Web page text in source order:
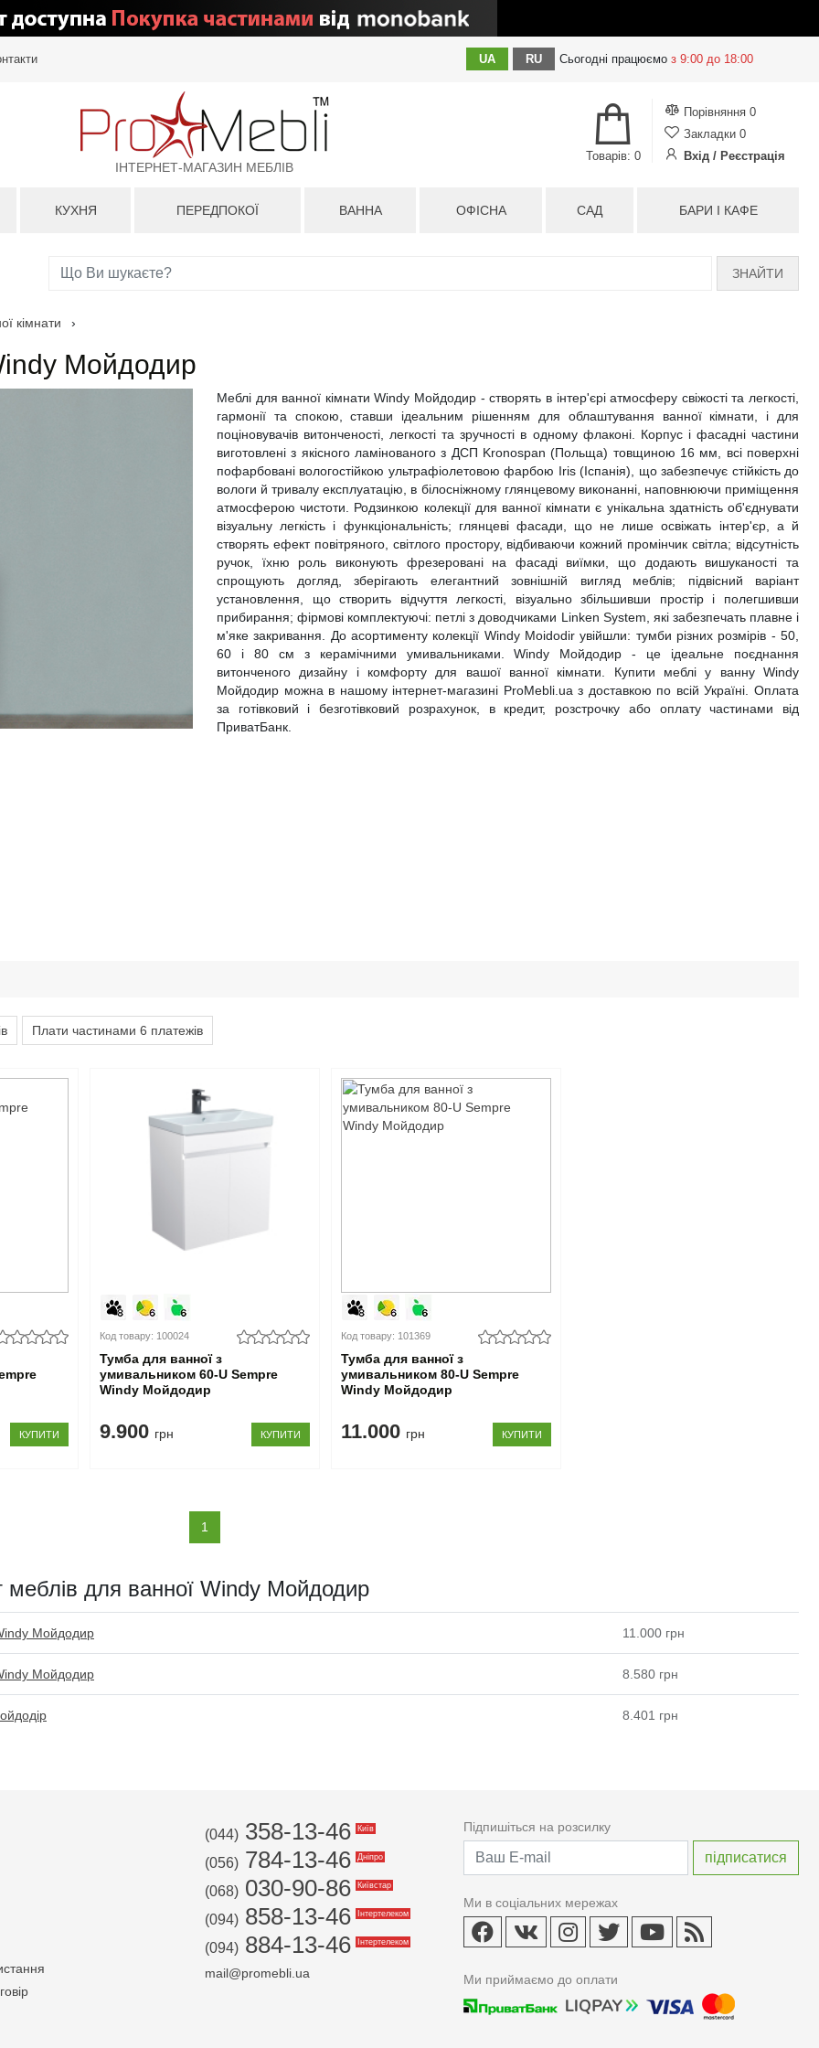
UA RU Сьогодні працюємо з 9:00 до 18:00
ІНТЕРНЕТ-МАГАЗИН МЕБЛІВ
Порівняння 0
Закладки 0
Вхід / Реєстрація
Товарів: 0
КУХНЯ ПЕРЕДПОКОЇ ВАННА ОФІСНА САД БАРИ І КАФЕ
ЗНАЙТИ
кімнати ›
Мойдодир
Меблі для ванної кімнати Windy Мойдодир - створять в інтер'єрі атмосферу свіжості та легкості,
гармонії та спокою, ставши ідеальним рішенням для облаштування ванної кімнати, і для
поціновувачів витонченості, легкості та зручності в одному флаконі. Корпус і фасадні частини
виготовлені з якісного ламінованого з ДСП Kronospan (Польща) товщиною 16 мм, всі поверхні
пофарбовані вологостійкою ультрафіолетовою фарбою Iris (Іспанія), що забезпечує стійкість до
вологи й тривалу експлуатацію, в білосніжному глянцевому виконанні, наповнюючи приміщення
атмосферою чистоти. Родзинкою колекції для ванної кімнати є унікальна здатність об'єднувати
візуальну легкість і функціональність; глянцеві фасади, що не лише освіжать інтер'єр, а й
створять ефект повітряного, світлого простору, відбиваючи кожний промінчик світла; відсутність
ручок, їхню роль виконують фрезеровані на фасаді виїмки, що додають вишуканості та
спрощують догляд, зберігають елегантний зовнішній вигляд меблів; підвісний варіант
установлення, що створить відчуття легкості, візуально збільшивши простір і полегшивши
прибирання; фірмові комплектуючі: петлі з доводчиками Linken System, які забезпечать плавне і
м'яке закривання. До асортименту колекції Windy Moidodir увійшли: тумби різних розмірів - 50,
60 і 80 см з керамічними умивальниками. Windy Мойдодир - це ідеальне поєднання
витонченого дизайну і комфорту для вашої ванної кімнати. Купити меблі у ванну Windy
Мойдодир можна в нашому інтернет-магазині ProMebli.ua з доставкою по всій Україні. Оплата
за готівковий і безготівковий розрахунок, в кредит, розстрочку або оплату частинами від
ПриватБанк.
Плати частинами 6 платежів
КУПИТИ
Код товару: 100024
Тумба для ванної з
умивальником 60-U Sempre
Windy Мойдодир
9.900 грн КУПИТИ
Код товару: 101369
Тумба для ванної з
умивальником 80-U Sempre
Windy Мойдодир
11.000 грн КУПИТИ
1
меблів для ванної Windy Мойдодир
Мойдодир 11.000 грн
Мойдодир 8.580 грн
8.401 грн
(044) 358-13-46 Київ
(056) 784-13-46 Дніпро
(068) 030-90-86 Київстар
(094) 858-13-46 Інтертелеком
(094) 884-13-46 Інтертелеком
mail@promebli.ua
Підпишіться на розсилку
Ми в соціальних мережах
Ми приймаємо до оплати